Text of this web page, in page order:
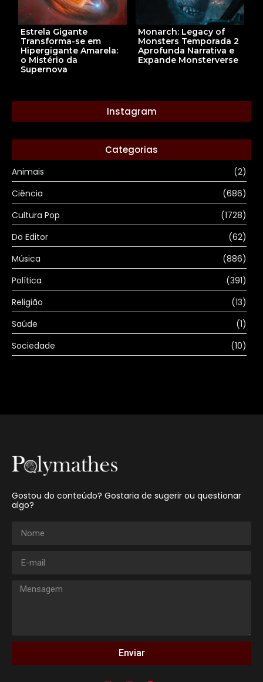
Estrela Gigante
Transforma-se em
Hipergigante Amarela:
o Mistério da
Supernova
Monarch: Legacy of
Monsters Temporada 2
Aprofunda Narrativa e
Expande Monsterverse
Instagram
Categorias
Animais
(2)
Ciência
(686)
Cultura Pop
(1728)
Do Editor
(62)
Música
(886)
Política
(391)
Religião
(13)
Saúde
(1)
Sociedade
(10)
Gostou do conteúdo? Gostaria de sugerir ou questionar
algo?
Enviar